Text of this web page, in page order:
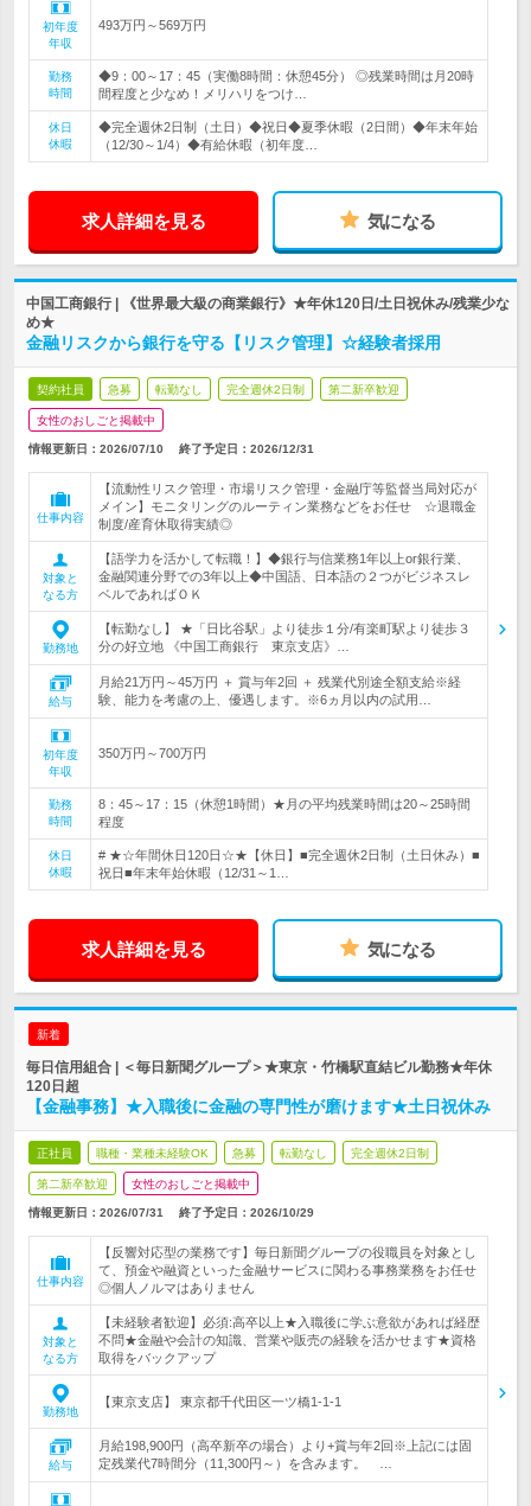
初年度
年収
493万円～569万円
勤務
時間
◆9：00～17：45（実働8時間：休憩45分） ◎残業時間は月20時
間程度と少なめ！メリハリをつけ…
休日
休暇
◆完全週休2日制（土日）◆祝日◆夏季休暇（2日間）◆年末年始
（12/30～1/4）◆有給休暇（初年度…
求人詳細を見る 気になる
中国工商銀行 | 《世界最大級の商業銀行》★年休120日/土日祝休み/残業少な
め★
金融リスクから銀行を守る【リスク管理】☆経験者採用
契約社員 急募 転勤なし 完全週休2日制 第二新卒歓迎
女性のおしごと掲載中
情報更新日：2026/07/10 終了予定日： 2026/12/31
仕事内容
【流動性リスク管理・市場リスク管理・金融庁等監督当局対応が
メイン】モニタリングのルーティン業務などをお任せ ☆退職金
制度/産育休取得実績◎
対象と
なる方
【語学力を活かして転職！】◆銀行与信業務1年以上or銀行業、
金融関連分野での3年以上◆中国語、日本語の２つがビジネスレ
ベルであればＯＫ
勤務地
【転勤なし】 ★「日比谷駅」より徒歩１分/有楽町駅より徒歩３
分の好立地 《中国工商銀行 東京支店》…
給与
月給21万円～45万円 ＋ 賞与年2回 ＋ 残業代別途全額支給※経
験、能力を考慮の上、優遇します。※6ヵ月以内の試用…
初年度
年収
350万円～700万円
勤務
時間
8：45～17：15（休憩1時間）★月の平均残業時間は20～25時間
程度
休日
休暇
# ★☆年間休日120日☆★【休日】■完全週休2日制（土日休み）■
祝日■年末年始休暇（12/31～1…
求人詳細を見る 気になる
新着
毎日信用組合 | ＜毎日新聞グループ＞★東京・竹橋駅直結ビル勤務★年休
120日超
【金融事務】★入職後に金融の専門性が磨けます★土日祝休み
正社員 職種・業種未経験OK 急募 転勤なし 完全週休2日制
第二新卒歓迎 女性のおしごと掲載中
情報更新日：2026/07/31 終了予定日： 2026/10/29
仕事内容
【反響対応型の業務です】毎日新聞グループの役職員を対象とし
て、預金や融資といった金融サービスに関わる事務業務をお任せ
◎個人ノルマはありません
対象と
なる方
【未経験者歓迎】必須:高卒以上★入職後に学ぶ意欲があれば経歴
不問★金融や会計の知識、営業や販売の経験を活かせます★資格
取得をバックアップ
勤務地
【東京支店】 東京都千代田区一ツ橋1-1-1
給与
月給198,900円（高卒新卒の場合）より+賞与年2回※上記には固
定残業代7時間分（11,300円～）を含みます。 …